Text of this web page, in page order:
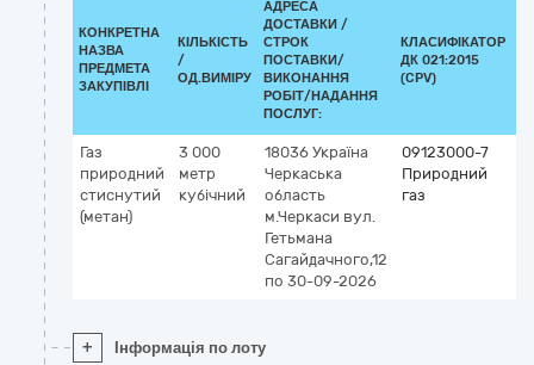
КОНКРЕТНА
НАЗВА
ПРЕДМЕТА
ЗАКУПІВЛІ
КІЛЬКІСТЬ
/
ОД.ВИМІРУ
АДРЕСА
ДОСТАВКИ /
СТРОК
ПОСТАВКИ/
ВИКОНАННЯ
РОБІТ/НАДАННЯ
ПОСЛУГ:
КЛАСИФІКАТОР
ДК 021:2015
(CPV)
Газ
природний
стиснутий
(метан)
3 000
метр
кубічний
18036 Україна
Черкаська
область
м.Черкаси вул.
Гетьмана
Сагайдачного,12
по 30-09-2026
09123000-7
Природний
газ
+ Інформація по лоту